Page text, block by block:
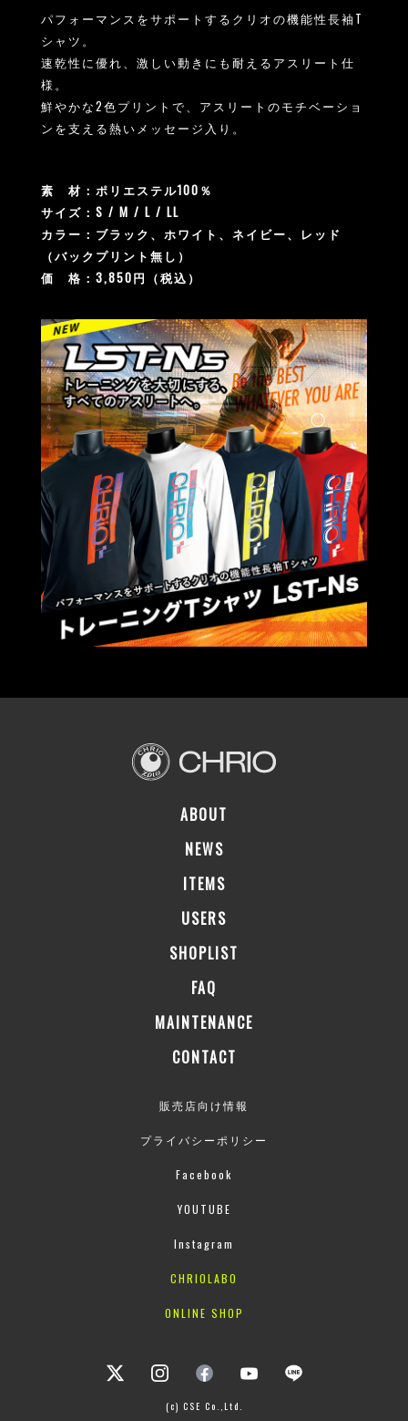
パフォーマンスをサポートするクリオの機能性⾧袖T
シャツ。
速乾性に優れ、激しい動きにも耐えるアスリート仕
様。
鮮やかな2色プリントで、アスリートのモチベーショ
ンを支える熱いメッセージ入り。
素 材：ポリエステル100％
サイズ：S / M / L / LL
カラー：ブラック、ホワイト、ネイビー、レッド
（バックプリント無し）
価 格：3,850円（税込）
ABOUT
NEWS
ITEMS
USERS
SHOPLIST
FAQ
MAINTENANCE
CONTACT
販売店向け情報
プライバシーポリシー
Facebook
YOUTUBE
Instagram
CHRIOLABO
ONLINE SHOP
(c) CSE Co.,Ltd.